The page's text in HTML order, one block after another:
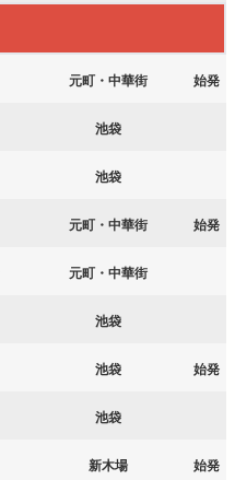
元町・中華街 始発
池袋
池袋
元町・中華街 始発
元町・中華街
池袋
池袋 始発
池袋
新木場 始発